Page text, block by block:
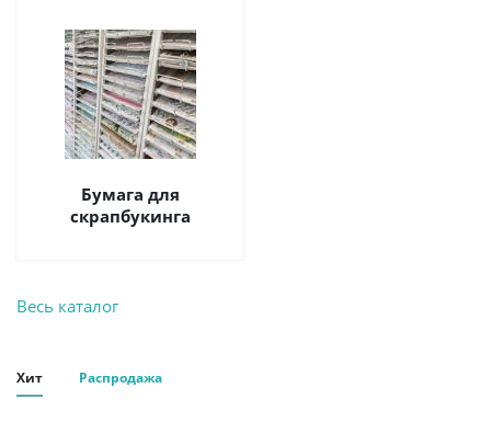
Бумага для
скрапбукинга
Весь каталог
Хит Распродажа